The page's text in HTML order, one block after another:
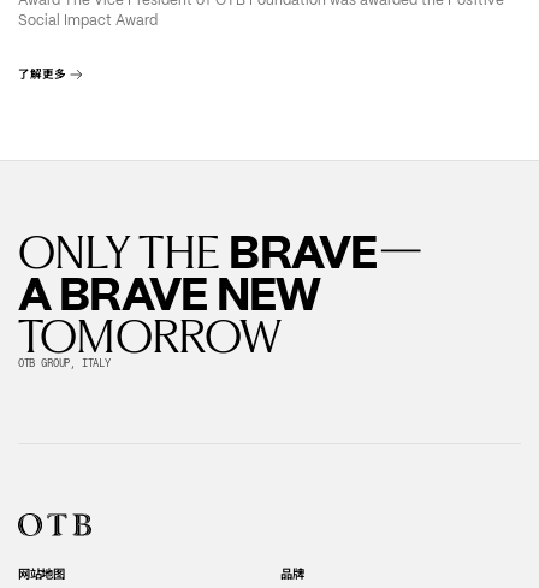
Social Impact Award
了解更多
ONLY THE BRAVE—
A BRAVE NEW
TOMORROW
OTB GROUP, ITALY
网站地图 品牌